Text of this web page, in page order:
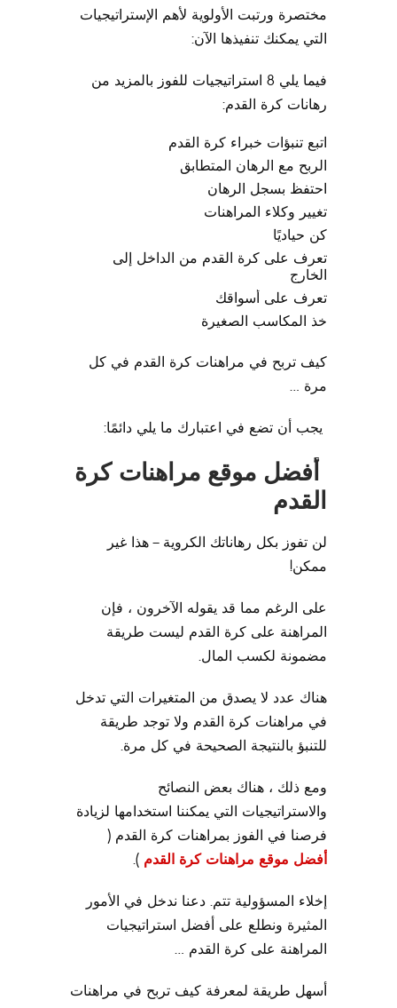
مختصرة ورتبت الأولوية لأهم الإستراتيجيات
التي يمكنك تنفيذها الآن:
فيما يلي 8 استراتيجيات للفوز بالمزيد من
رهانات كرة القدم:
اتبع تنبؤات خبراء كرة القدم
الربح مع الرهان المتطابق
احتفظ بسجل الرهان
تغيير وكلاء المراهنات
كن حياديًا
تعرف على كرة القدم من الداخل إلى
الخارج
تعرف على أسواقك
خذ المكاسب الصغيرة
كيف تربح في مراهنات كرة القدم في كل
مرة …
يجب أن تضع في اعتبارك ما يلي دائمًا:
أفضل موقع مراهنات كرة
القدم
لن تفوز بكل رهاناتك الكروية – هذا غير
ممكن!
على الرغم مما قد يقوله الآخرون ، فإن
المراهنة على كرة القدم ليست طريقة
مضمونة لكسب المال.
هناك عدد لا يصدق من المتغيرات التي تدخل
في مراهنات كرة القدم ولا توجد طريقة
للتنبؤ بالنتيجة الصحيحة في كل مرة.
ومع ذلك ، هناك بعض النصائح
والاستراتيجيات التي يمكننا استخدامها لزيادة
فرصنا في الفوز بمراهنات كرة القدم (
أفضل موقع مراهنات كرة القدم ).
إخلاء المسؤولية تتم. دعنا ندخل في الأمور
المثيرة ونطلع على أفضل استراتيجيات
المراهنة على كرة القدم …
أسهل طريقة لمعرفة كيف تربح في مراهنات